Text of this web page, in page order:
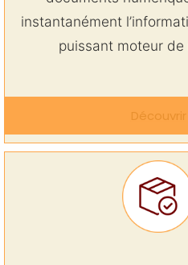
instantanément
puissant moteur de
Découvrir